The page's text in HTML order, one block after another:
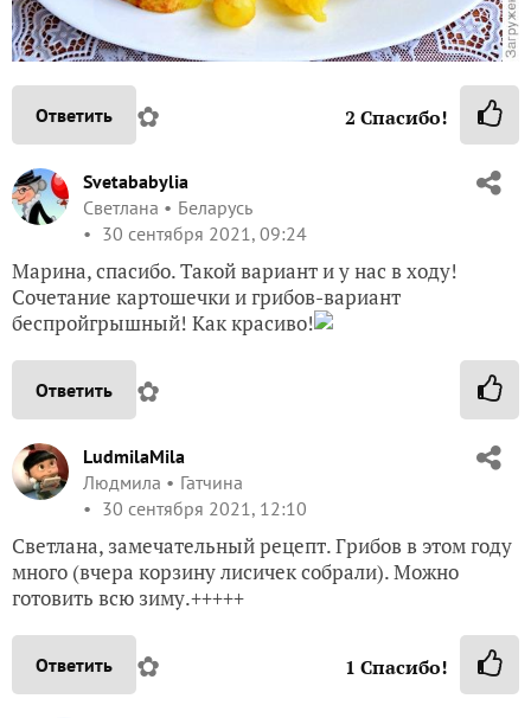
Ответить ✿ 2 Спасибо!
Svetababylia
Светлана
Беларусь
30 сентября 2021, 09:24
Марина, спасибо. Такой вариант и у нас в ходу!
Сочетание картошечки и грибов-вариант
беспройгрышный! Как красиво!
Ответить ✿
LudmilaMila
Людмила
Гатчина
30 сентября 2021, 12:10
Светлана, замечательный рецепт. Грибов в этом году
много (вчера корзину лисичек собрали). Можно
готовить всю зиму.+++++
Ответить ✿ 1 Спасибо!